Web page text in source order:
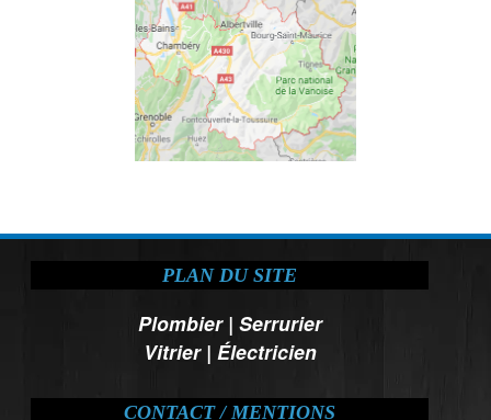
PLAN DU SITE
Plombier| Serrurier
Vitrier| Électricien
CONTACT / MENTIONS